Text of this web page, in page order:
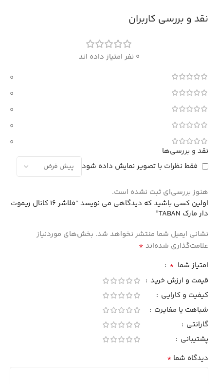
نقد و بررسی کاربران
0 نفر امتیاز داده اند
0
0
0
0
0
نقد و بررسی‌ها
فقط نظرات با تصویر نمایش داده شود
هنوز بررسی‌ای ثبت نشده است.
اولین کسی باشید که دیدگاهی می نویسد “فلاشر 16 کانال ریموت
دار مارک TABAN”
نشانی ایمیل شما منتشر نخواهد شد. بخش‌های موردنیاز
علامت‌گذاری شده‌اند *
امتیاز شما *
قیمت و ارزش خرید
کیفیت و کارایی
شباهت یا مغایرت
گارانتی
پشتیبانی
دیدگاه شما *